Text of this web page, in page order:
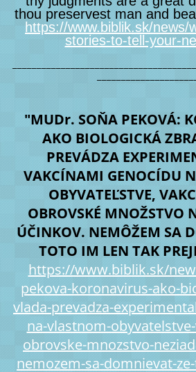
thou preservest man and
https://www.biblik.sk/news/
stories-to-tell-your-
"MUDr. SOŇA PEKOVÁ:
AKO BIOLOGICKÁ
PREVÁDZA
VAKCÍNAMI GENOCÍDU
OBYVATEĽSTVE,
OBROVSKÉ MNOŽSTVO
ÚČINKOV. NEMÔŽEM SA
TOTO IM LEN TAK
https://www.biblik.sk/
pekova-koronavirus-ako-
vlada-prevadza-
na-vlastnom-
obrovske-mnozstvo-
nemozem-sa-domnievat-